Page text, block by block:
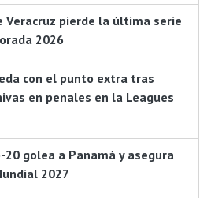
Veracruz pierde la última serie
2026
con el punto extra tras
en penales en la Leagues
20 golea a Panamá y asegura
2027